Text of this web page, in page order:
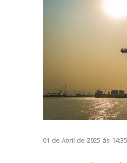
01 de Abril de 2025 ás 14:35